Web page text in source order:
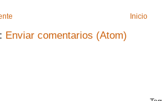
Inicio
Enviar comentarios (Atom)